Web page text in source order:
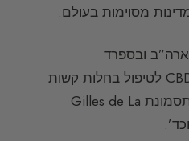
מסוימות בעולם.
ובספרד
המשתמשות בתמציות THC ו-CBD לטיפול בחלות קשות
כמו אפילפסיה, טרשת נפוצה, תסמונת Gilles de La